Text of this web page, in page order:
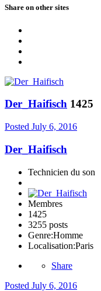
Share on other sites
Der_Haifisch 1425
Posted July 6, 2016
Der_Haifisch
Technicien du son
Membres
1425
3255 posts
Genre:Homme
Localisation:Paris
Share
Posted July 6, 2016